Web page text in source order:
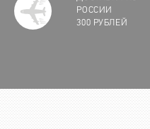
РОССИИ
300 РУБЛЕЙ